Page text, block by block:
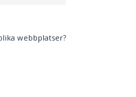
webbplatser?